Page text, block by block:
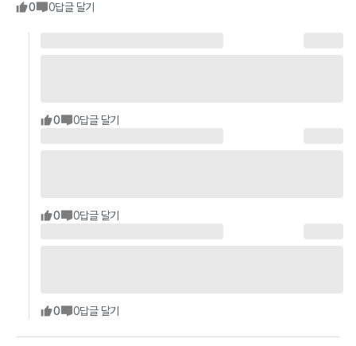
0 0답글 달기
0 0답글 달기
0 0답글 달기
0 0답글 달기